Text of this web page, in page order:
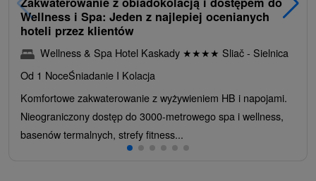
Wellness i Spa: Jeden z najlepiej ocenianych
hoteli przez klientów
Wellness & Spa Hotel Kaskady ★★★★ Sliač - Sielnica
Od 1 NoceŚniadanie I Kolacja
Komfortowe zakwaterowanie z wyżywieniem HB i napojami.
Nieograniczony dostęp do 3000-metrowego spa i wellness,
basenów termalnych, strefy fitness...